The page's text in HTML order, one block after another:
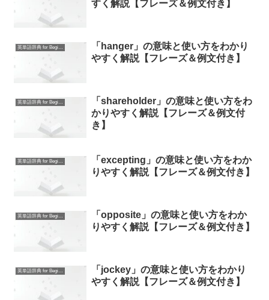
すく解説【フレーズ＆例文付き】
英単語辞典 for Beginners
「hanger」の意味と使い方をわかり
やすく解説【フレーズ＆例文付き】
英単語辞典 for Beginners
「shareholder」の意味と使い方をわ
かりやすく解説【フレーズ＆例文付
き】
英単語辞典 for Beginners
「excepting」の意味と使い方をわか
りやすく解説【フレーズ＆例文付き】
英単語辞典 for Beginners
「opposite」の意味と使い方をわか
りやすく解説【フレーズ＆例文付き】
英単語辞典 for Beginners
「jockey」の意味と使い方をわかり
やすく解説【フレーズ＆例文付き】